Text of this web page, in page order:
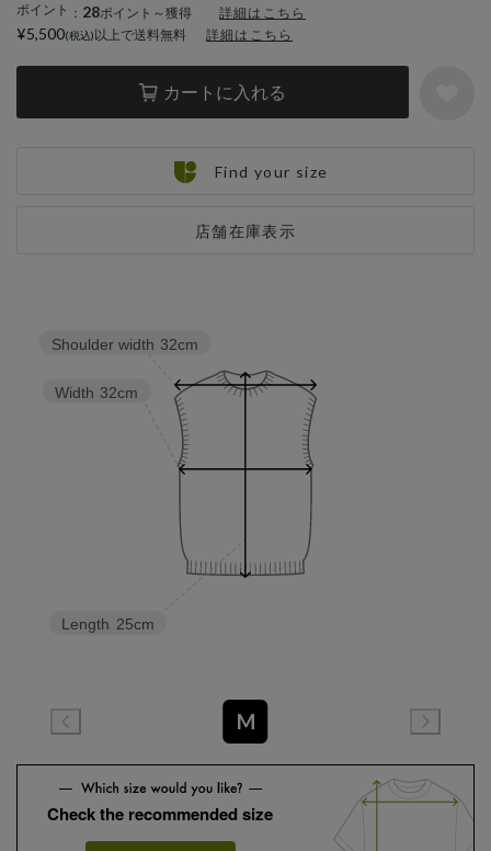
ポイント ： 28ポイント～獲得 詳細はこちら
カートに入れる
店舗在庫表示
¥5,500 以上で送料無料 詳細はこちら
Find your size
Length 25cm
Width 32cm
Shoulder width 32cm
M
Check the recommended size